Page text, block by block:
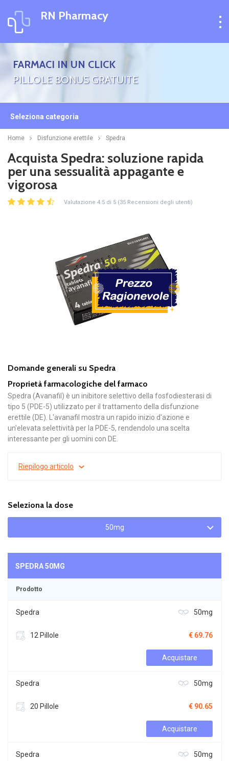
RN Pharmacy
FARMACI IN UN CLICK
PILLOLE BONUS GRATUITE
Seleziona categoria
Home Disfunzione erettile Spedra
Acquista Spedra: soluzione rapida
per una sessualità appagante e
vigorosa
Valutazione 4.5 di 5 (35 Recensioni degli utenti)
Domande generali su Spedra
Proprietà farmacologiche del farmaco
Spedra (Avanafil) è un inibitore selettivo della fosfodiesterasi di
tipo 5 (PDE-5) utilizzato per il trattamento della disfunzione
erettile (DE). L'avanafil mostra un rapido inizio d'azione e
un'elevata selettività per la PDE-5, rendendolo una scelta
interessante per gli uomini con DE.
Riepilogo articolo
Seleziona la dose
50mg
SPEDRA50MG
Prodotto
Spedra 50mg
12 Pillole € 69.76
Acquistare
Spedra 50mg
20 Pillole € 90.65
Acquistare
Spedra 50mg